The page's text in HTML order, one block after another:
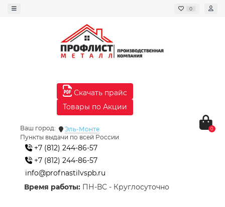
0
Скачать прайс
Товары по Акции
Ваш город:
Эль-Монте
Пункты выдачи по всей России
+7 (812) 244-86-57
+7 (812) 244-86-57
info@profnastilvspb.ru
Время работы: ПН-ВС - Круглосуточно
0